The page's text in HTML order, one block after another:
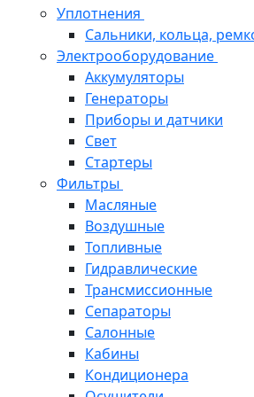
Уплотнения
Сальники, кольца,
Электрооборудование
Аккумуляторы
Генераторы
Приборы и датчики
Свет
Стартеры
Фильтры
Масляные
Воздушные
Топливные
Гидравлические
Трансмиссионные
Сепараторы
Салонные
Кабины
Кондиционера